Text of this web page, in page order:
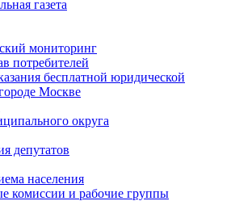
газета
мониторинг
потребителей
бесплатной юридической
Москве
округа
депутатов
населения
комиссии и рабочие группы